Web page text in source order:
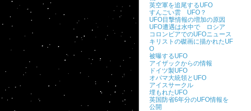
英空軍を追尾するUFO
すんごい雲 UFO？
UFO目撃情報の増加の原因
UFO遭遇は水中で ロシア
コロンビアでのUFOニュース
キリストの磔画に描かれたUF
O
被曝するUFO
アイザックからの情報
ドイツ製UFO
オバマ大統領とUFO
アイスサークル
埋もれたUFO
英国防省6年分のUFO情報を
公開